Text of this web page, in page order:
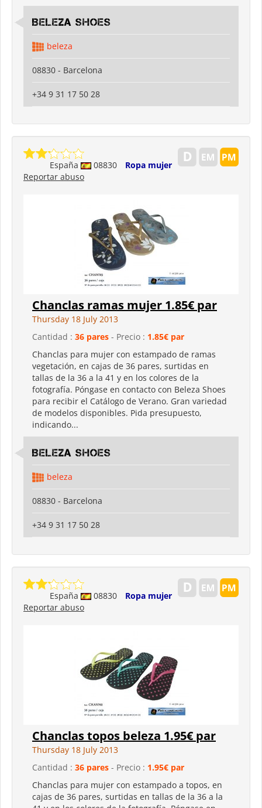
Beleza shoes
beleza
08830 - Barcelona
+34 9 31 17 50 28
España 08830
Ropa mujer
Reportar abuso
Chanclas ramas mujer 1.85€ par
Thursday 18 July 2013
Cantidad : 36 pares - Precio : 1.85€ par
Chanclas para mujer con estampado de ramas
vegetación, en cajas de 36 pares, surtidas en
tallas de la 36 a la 41 y en los colores de la
fotografía. Póngase en contacto con Beleza Shoes
para recibir el Catálogo de Verano. Gran variedad
de modelos disponibles. Pida presupuesto,
indicando...
Beleza shoes
beleza
08830 - Barcelona
+34 9 31 17 50 28
España 08830
Ropa mujer
Reportar abuso
Chanclas topos beleza 1.95€ par
Thursday 18 July 2013
Cantidad : 36 pares - Precio : 1.95€ par
Chanclas para mujer con estampado a topos, en
cajas de 36 pares, surtidas en tallas de la 36 a la